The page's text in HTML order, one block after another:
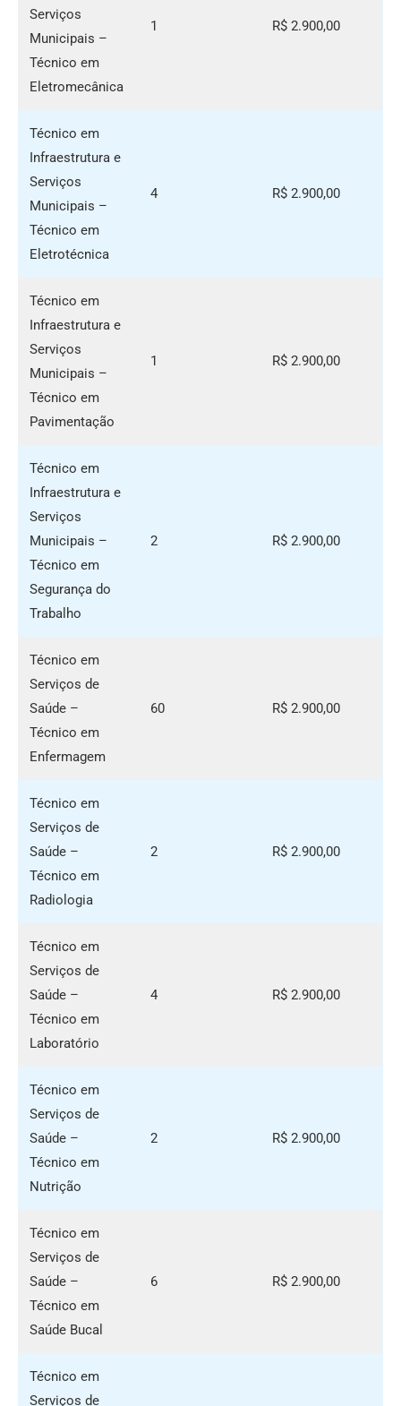
Serviços
Municipais –
Técnico em
Eletromecânica
1 R$ 2.900,00
Técnico em
Infraestrutura e
Serviços
Municipais –
Técnico em
Eletrotécnica
4 R$ 2.900,00
Técnico em
Infraestrutura e
Serviços
Municipais –
Técnico em
Pavimentação
1 R$ 2.900,00
Técnico em
Infraestrutura e
Serviços
Municipais –
Técnico em
Segurança do
Trabalho
2 R$ 2.900,00
Técnico em
Serviços de
Saúde –
Técnico em
Enfermagem
60 R$ 2.900,00
Técnico em
Serviços de
Saúde –
Técnico em
Radiologia
2 R$ 2.900,00
Técnico em
Serviços de
Saúde –
Técnico em
Laboratório
4 R$ 2.900,00
Técnico em
Serviços de
Saúde –
Técnico em
Nutrição
2 R$ 2.900,00
Técnico em
Serviços de
Saúde –
Técnico em
Saúde Bucal
6 R$ 2.900,00
Técnico em
Serviços de